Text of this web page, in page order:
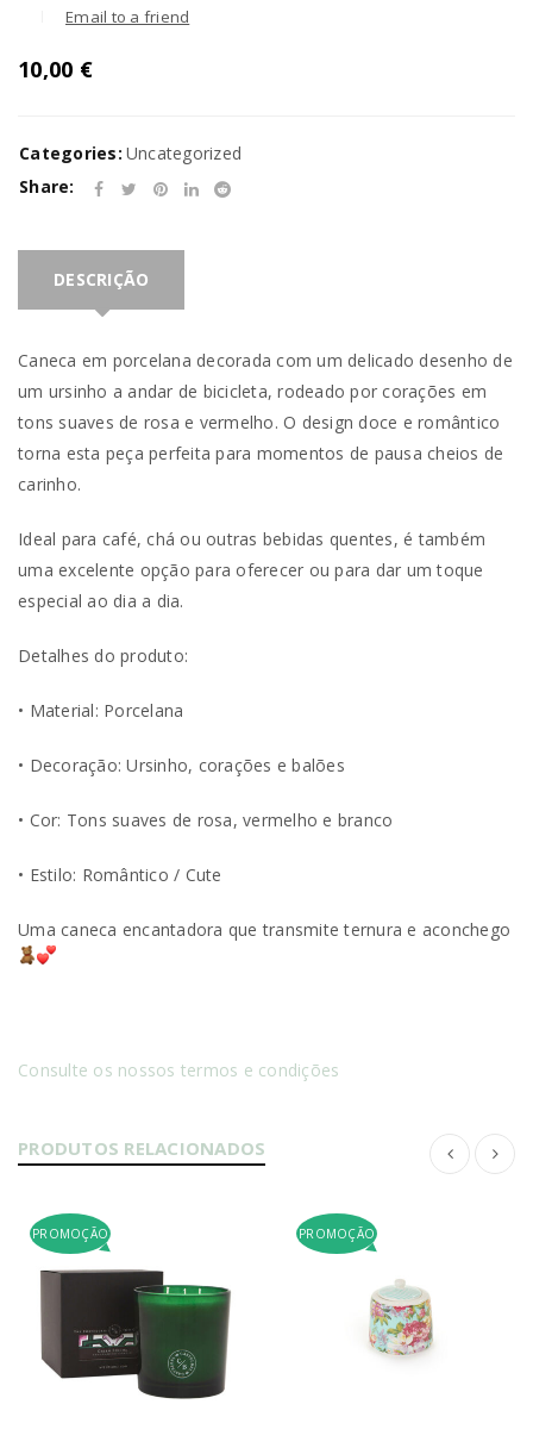
Email to a friend
10,00 €
Categories: Uncategorized
Share:
DESCRIÇÃO
Caneca em porcelana decorada com um delicado desenho de
um ursinho a andar de bicicleta, rodeado por corações em
tons suaves de rosa e vermelho. O design doce e romântico
torna esta peça perfeita para momentos de pausa cheios de
carinho.
Ideal para café, chá ou outras bebidas quentes, é também
uma excelente opção para oferecer ou para dar um toque
especial ao dia a dia.
Detalhes do produto:
• Material: Porcelana
• Decoração: Ursinho, corações e balões
• Cor: Tons suaves de rosa, vermelho e branco
• Estilo: Romântico / Cute
Uma caneca encantadora que transmite ternura e aconchego
Consulte os nossos termos e condições
PRODUTOS RELACIONADOS
PROMOÇÃO PROMOÇÃO